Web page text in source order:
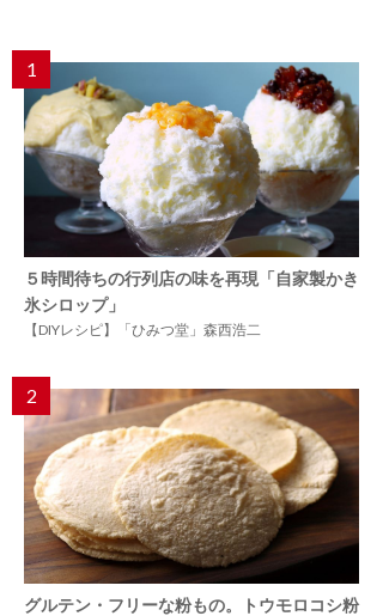
1
５時間待ちの行列店の味を再現「自家製かき
氷シロップ」
【DIYレシピ】「ひみつ堂」森西浩二
2
グルテン・フリーな粉もの。トウモロコシ粉